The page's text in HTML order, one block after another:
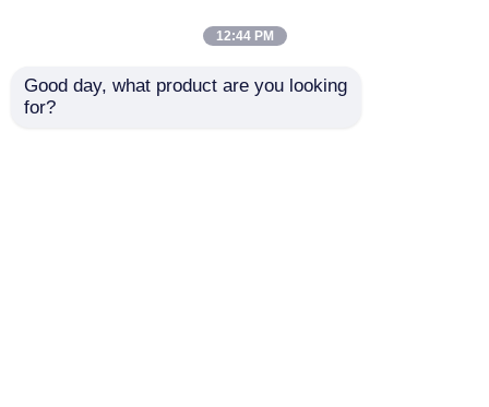
12:44 PM
Good day, what product are you looking
for?